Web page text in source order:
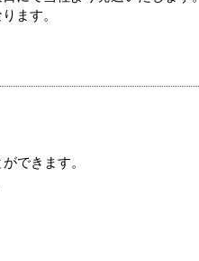
ます。
できます。